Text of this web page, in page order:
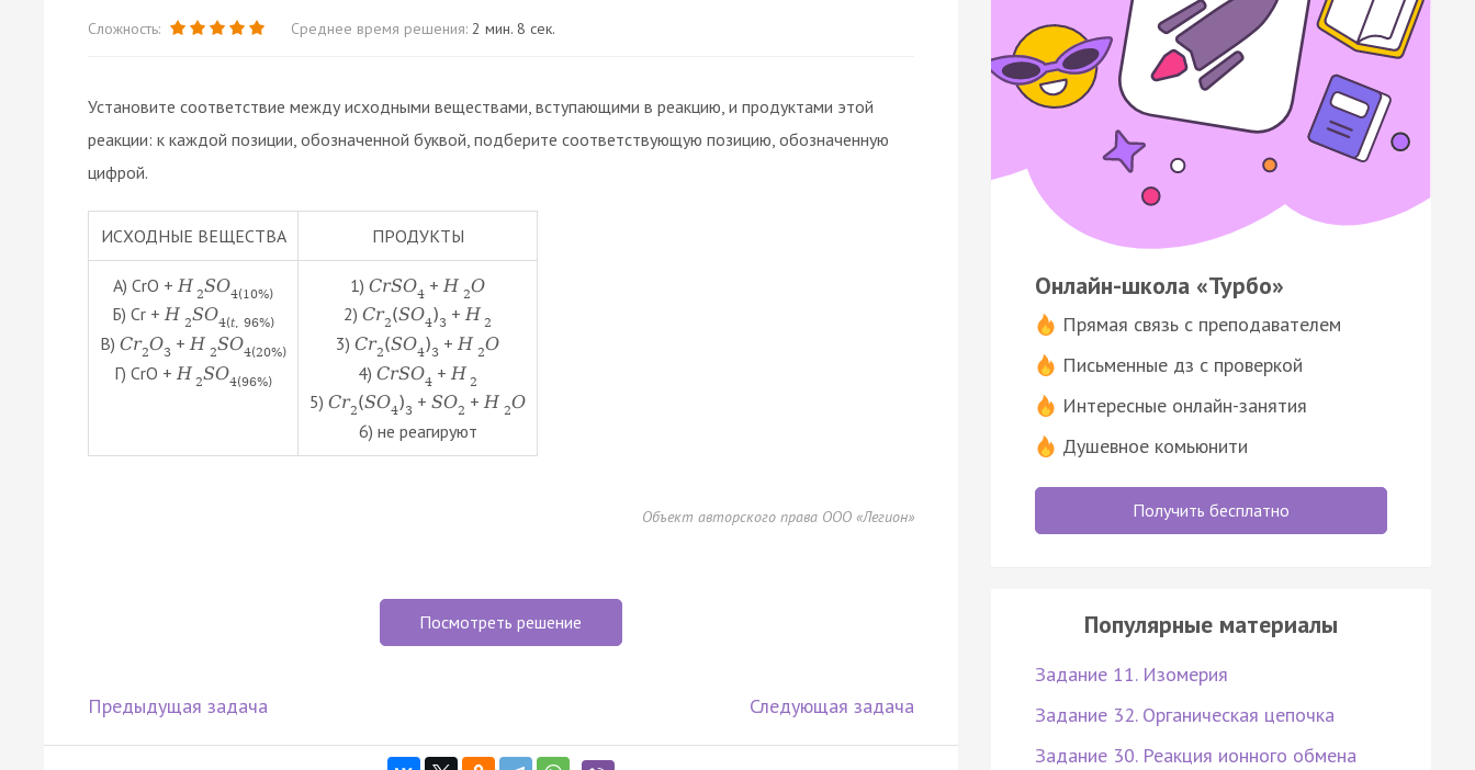
Сложность: Среднее время решения: 2 мин. 8 сек.
Установите соответствие между исходными веществами, вступающими в реакцию, и продуктами этой
реакции: к каждой позиции, обозначенной буквой, подберите соответствующую позицию, обозначенную
цифрой.
ИСХОДНЫЕ ВЕЩЕСТВА ПРОДУКТЫ
А) СrO + H 2SO4(10%)
Б) Cr +H 2SO4(t, 96%)
В)Cr2O3 +H 2SO4(20%)
Г) CrO + H 2SO4(96%)
1)СrSO4 + H 2O
2) Cr2(SO4)3 + H 2
3)Cr2(SO4)3 +H 2O
4) CrSO4 + H 2
5)Cr2(SO4)3 +SO2 +H 2O
6) не реагируют
Объект авторского права ООО «Легион»
Посмотреть решение
Предыдущая задача Следующая задача
Онлайн-школа «Турбо»
Прямая связь с преподавателем
Письменные дз с проверкой
Интересные онлайн-занятия
Душевное комьюнити
Получить бесплатно
Популярные материалы
Задание 11. Изомерия
Задание 32. Органическая цепочка
Задание 30. Реакция ионного обмена